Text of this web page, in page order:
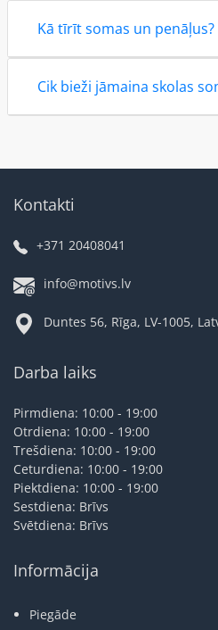
Kā tīrīt somas un penāļus?
Cik bieži jāmaina skolas
Kontakti
+371 20408041
info@motivs.lv
Duntes 56, Rīga, LV-1005,
Darba laiks
Pirmdiena: 10:00 - 19:00
Otrdiena: 10:00 - 19:00
Trešdiena: 10:00 - 19:00
Ceturdiena: 10:00 - 19:00
Piektdiena: 10:00 - 19:00
Sestdiena: Brīvs
Svētdiena: Brīvs
Informācija
Piegāde